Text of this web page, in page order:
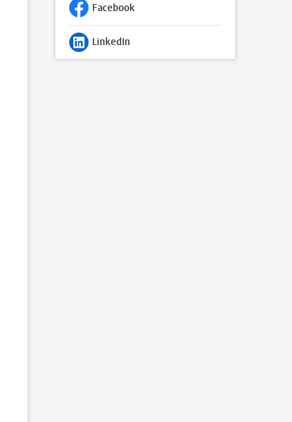
Volg ons op
Facebook
Volg ons op
LinkedIn